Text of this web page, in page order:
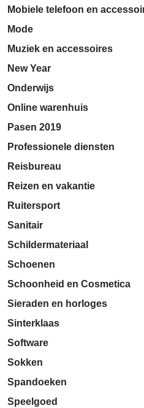
Mobiele telefoon en
Mode
Muziek en accessoires
New Year
Onderwijs
Online warenhuis
Pasen 2019
Professionele diensten
Reisbureau
Reizen en vakantie
Ruitersport
Sanitair
Schildermateriaal
Schoenen
Schoonheid en Cosmetica
Sieraden en horloges
Sinterklaas
Software
Sokken
Spandoeken
Speelgoed